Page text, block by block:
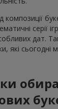
композиції
серії
дат.
які